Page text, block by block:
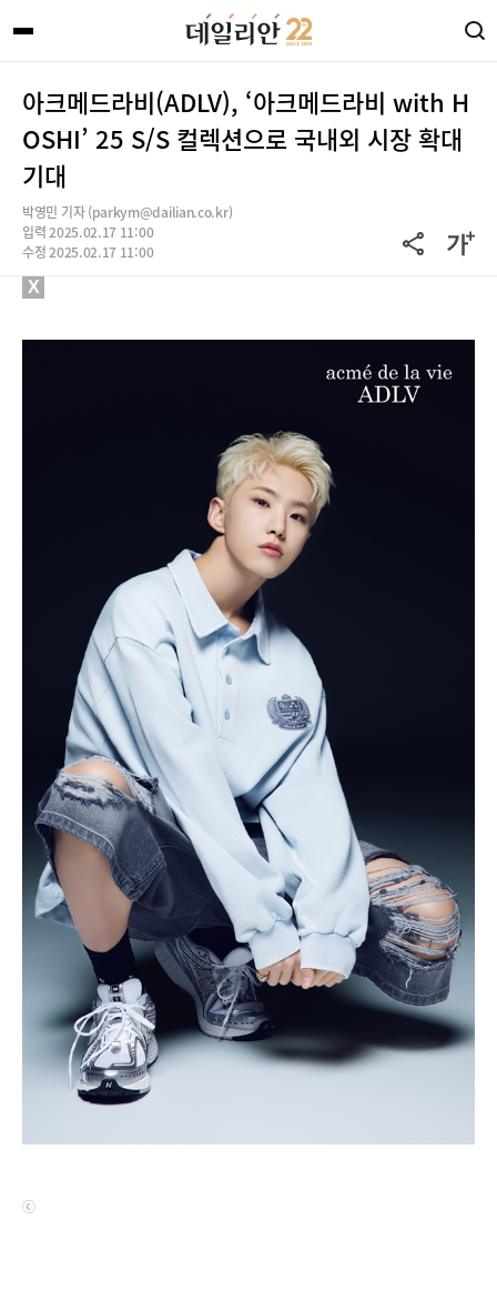
아크메드라비(ADLV), ‘아크메드라비 with H
OSHI’ 25 S/S 컬렉션으로 국내외 시장 확대
기대
박영민 기자 (parkym@dailian.co.kr)
입력 2025.02.17 11:00
수정 2025.02.17 11:00
ⓒ
X